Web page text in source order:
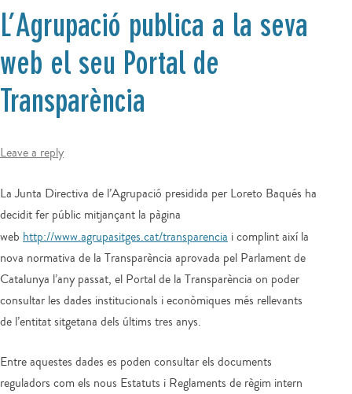
L’Agrupació publica a la seva
web el seu Portal de
Transparència
Leave a reply
La Junta Directiva de l’Agrupació presidida per Loreto Baqués ha
decidit fer públic mitjançant la pàgina
web http://www.agrupasitges.cat/transparencia i complint així la
nova normativa de la Transparència aprovada pel Parlament de
Catalunya l’any passat, el Portal de la Transparència on poder
consultar les dades institucionals i econòmiques més rellevants
de l’entitat sitgetana dels últims tres anys.
Entre aquestes dades es poden consultar els documents
reguladors com els nous Estatuts i Reglaments de règim intern